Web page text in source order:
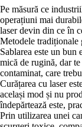
Pe măsură ce
operațiuni mai
laser devin din ce în
Metodele tradiționale
Sablarea este un bun
mică de rugină, dar
contaminat, care
Curățarea cu laser
același mod și nu
îndepărtează este,
Prin utilizarea unei